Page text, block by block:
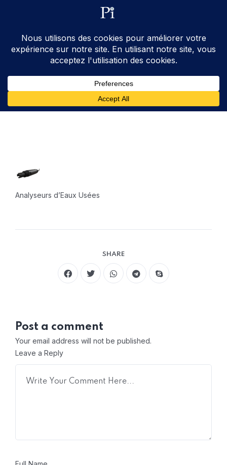
ventes@processinstruments.fr
Analyseurs d’Eaux Usées
SHARE
Post a comment
Your email address will not be published.
Leave a Reply